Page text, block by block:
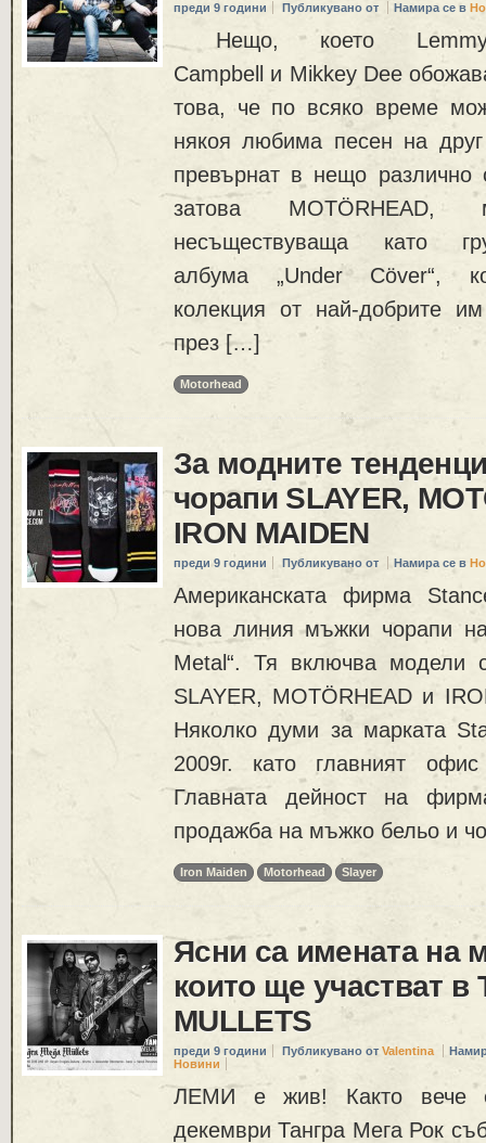
преди 9 години Публикувано от Намира се в
Нещо, което
Campbell и Mikkey Dee
това, че по всяко време
някоя любима песен на
превърнат в нещо различно
затова
несъществуваща като
албума „Under Cöver“,
колекция от най-добрите
през […]
Motorhead
За модните
чорапи SLAYER,
IRON MAIDEN
преди 9 години Публикувано от Намира се в
Американската фирма
нова линия мъжки чорапи
Metal“. Тя включва модели
SLAYER, MOTÖRHEAD и
Няколко думи за марката
2009г. като главният
Главната дейност на
продажба на мъжко бельо и
Iron Maiden Motorhead Slayer
Ясни са имената на
които ще участват в
MULLETS
преди 9 години Публикувано от Valentina
Новини
ЛЕМИ e жив! Както вече
декември Тангра Мега Рок